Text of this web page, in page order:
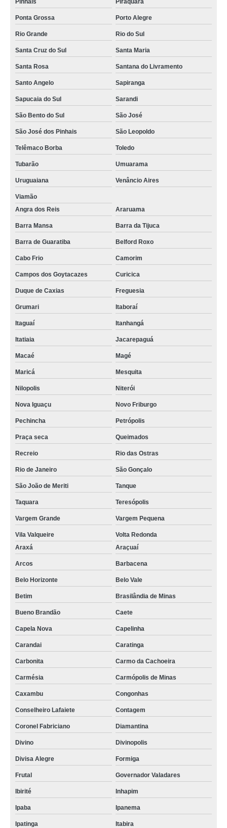
Pinhais Piraquara
Ponta Grossa Porto Alegre
Rio Grande Rio do Sul
Santa Cruz do Sul Santa Maria
Santa Rosa Santana do Livramento
Santo Angelo Sapiranga
Sapucaia do Sul Sarandi
São Bento do Sul São José
São José dos Pinhais São Leopoldo
Telêmaco Borba Toledo
Tubarão Umuarama
Uruguaiana Venâncio Aires
Viamão
Angra dos Reis
Araruama
Barra Mansa Barra da Tijuca
Barra de Guaratiba Belford Roxo
Cabo Frio Camorim
Campos dos Goytacazes Curicica
Duque de Caxias Freguesia
Grumari Itaboraí
Itaguaí Itanhangá
Itatiaia Jacarepaguá
Macaé Magé
Maricá Mesquita
Nilopolis Niterói
Nova Iguaçu Novo Friburgo
Pechincha Petrópolis
Praça seca Queimados
Recreio Rio das Ostras
Rio de Janeiro São Gonçalo
São João de Meriti Tanque
Taquara Teresópolis
Vargem Grande Vargem Pequena
Vila Valqueire
Volta Redonda
Araxá
Araçuaí
Arcos Barbacena
Belo Horizonte Belo Vale
Betim Brasilândia de Minas
Bueno Brandão Caete
Capela Nova Capelinha
Carandai Caratinga
Carbonita Carmo da Cachoeira
Carmésia Carmópolis de Minas
Caxambu Congonhas
Conselheiro Lafaiete Contagem
Coronel Fabriciano Diamantina
Divino Divinopolis
Divisa Alegre Formiga
Frutal Governador Valadares
Ibirité Inhapim
Ipaba Ipanema
Ipatinga Itabira